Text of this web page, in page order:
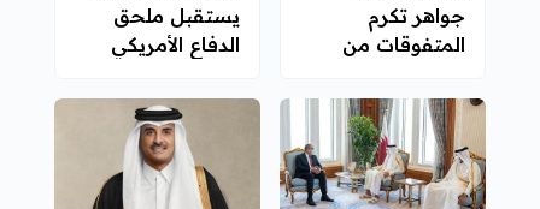
جواهر تكرم
المتفوقات من
قطر
يستقبل ملحق
الدفاع الأمريكي